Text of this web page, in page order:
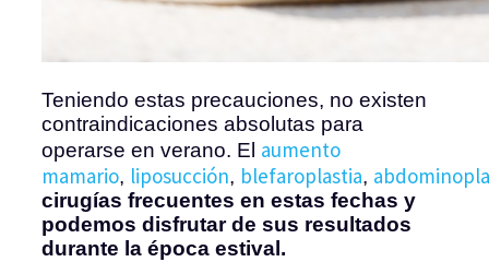
Teniendo estas precauciones, no existen
contraindicaciones absolutas para
operarse en verano. El aumento
mamario, liposucción, blefaroplastia,
cirugías frecuentes en estas fechas y
podemos disfrutar de sus resultados
durante la época estival.